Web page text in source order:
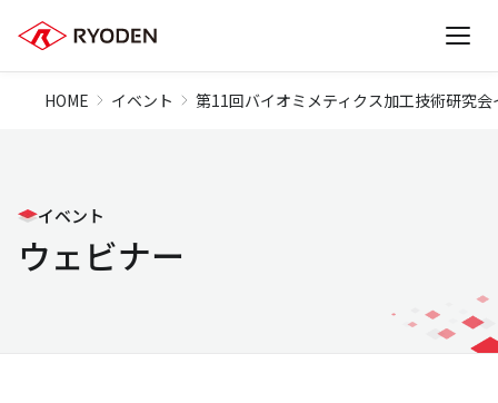
HOME イベント 第11回バイオミメティクス加工技術研究
イベント
ウェビナー